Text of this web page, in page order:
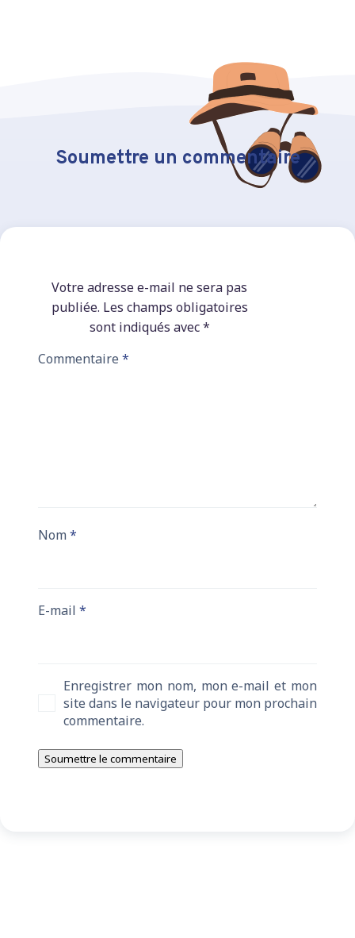
Soumettre un commentaire
Votre adresse e-mail ne sera pas
publiée. Les champs obligatoires
sont indiqués avec*
Commentaire *
Nom *
E-mail *
Enregistrer mon nom, mon e-mail et mon
site dans le navigateur pour mon prochain
commentaire.
Soumettre le commentaire